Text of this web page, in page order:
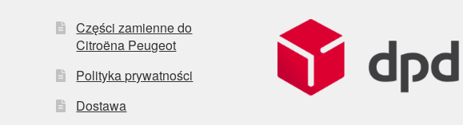
Części zamienne do
Citroëna Peugeot
Polityka prywatności
Dostawa